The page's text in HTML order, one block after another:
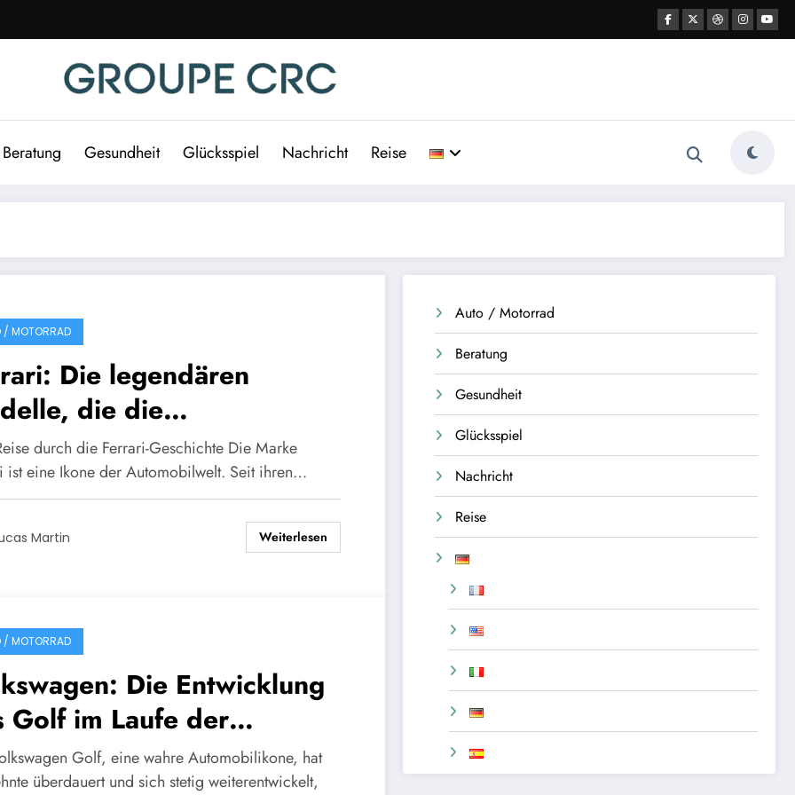
Beratung Gesundheit Glücksspiel Nachricht Reise
/ MOTORRAD
Die legendären
die die
durch die Ferrari-Geschichte Die Marke
ist eine Ikone der Automobilwelt. Seit ihren…
Martin Weiterlesen
/ MOTORRAD
Die Entwicklung
Golf im Laufe der
Golf, eine wahre Automobilikone, hat
überdauert und sich stetig weiterentwickelt,
Auto / Motorrad
Beratung
Gesundheit
Glücksspiel
Nachricht
Reise